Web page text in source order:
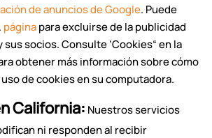
de anuncios de Google. Puede
páginapara excluirse de la publicidad
socios. Consulte ’Cookies“ en la
obtener más información sobre cómo
de cookies en su computadora.
California: Nuestros servicios
ni responden al recibir